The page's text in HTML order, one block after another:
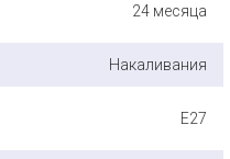
24 месяца
Накаливания
E27